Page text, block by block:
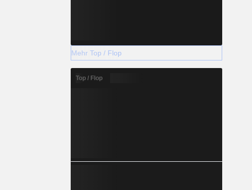
Mehr Top / Flop
Top / Flop